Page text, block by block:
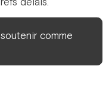
comme